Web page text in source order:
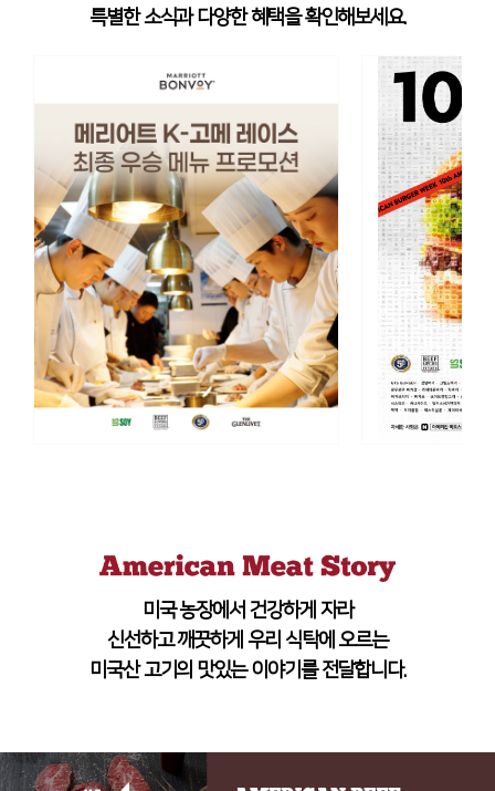
특별한 소식과 다양한 혜택을 확인해보세요.
미국 농장에서 건강하게 자라
신선하고 깨끗하게 우리 식탁에 오르는
미국산 고기의 맛있는 이야기를 전달합니다.